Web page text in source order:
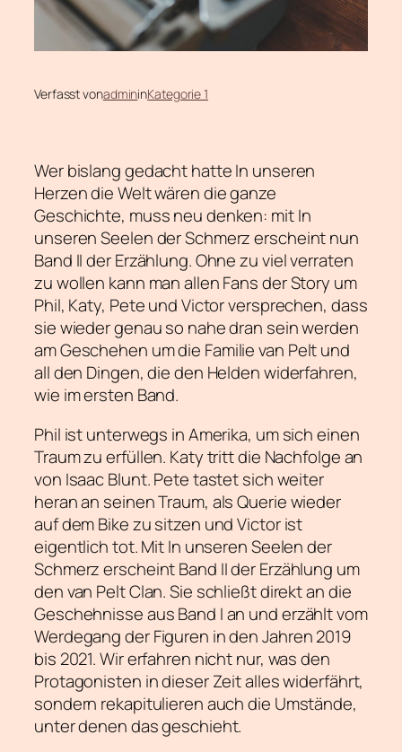
Verfasst vonadmininKategorie 1
Wer bislang gedacht hatte In unseren
Herzen die Welt wären die ganze
Geschichte, muss neu denken: mit In
unseren Seelen der Schmerz erscheint nun
Band II der Erzählung. Ohne zu viel verraten
zu wollen kann man allen Fans der Story um
Phil, Katy, Pete und Victor versprechen, dass
sie wieder genau so nahe dran sein werden
am Geschehen um die Familie van Pelt und
all den Dingen, die den Helden widerfahren,
wie im ersten Band.
Phil ist unterwegs in Amerika, um sich einen
Traum zu erfüllen. Katy tritt die Nachfolge an
von Isaac Blunt. Pete tastet sich weiter
heran an seinen Traum, als Querie wieder
auf dem Bike zu sitzen und Victor ist
eigentlich tot. Mit In unseren Seelen der
Schmerz erscheint Band II der Erzählung um
den van Pelt Clan. Sie schließt direkt an die
Geschehnisse aus Band I an und erzählt vom
Werdegang der Figuren in den Jahren 2019
bis 2021. Wir erfahren nicht nur, was den
Protagonisten in dieser Zeit alles widerfährt,
sondern rekapitulieren auch die Umstände,
unter denen das geschieht.